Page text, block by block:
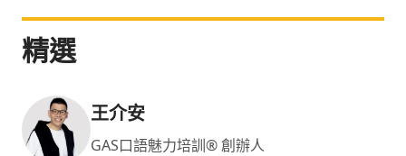
精選
王介安
GAS口語魅力培訓® 創辦人